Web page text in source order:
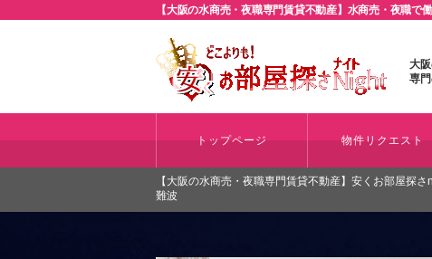
【大阪の水商売・夜職専門賃貸不動産】水商売・夜職で
大
専
トップページ 物件リクエスト
【大阪の水商売・夜職専門賃貸不動産】安くお部屋探さ
難波